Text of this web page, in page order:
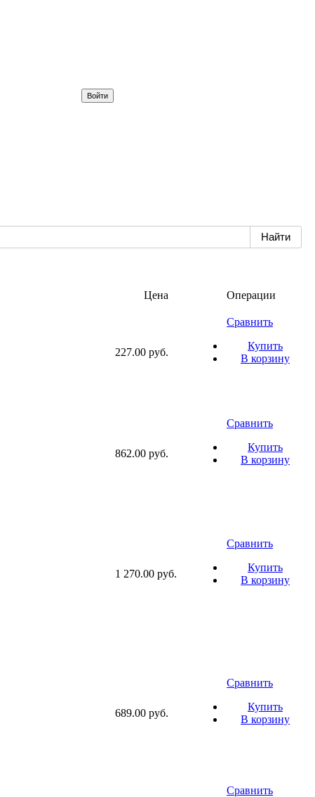
Цена
Операции
227.00 руб.
Сравнить
Купить
В корзину
862.00 руб.
Сравнить
Купить
В корзину
1 270.00 руб.
Сравнить
Купить
В корзину
689.00 руб.
Сравнить
Купить
В корзину
Сравнить